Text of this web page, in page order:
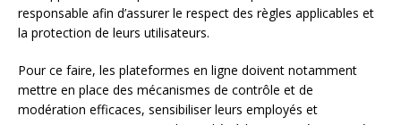
responsable afin d’assurer le respect des règles applicables et
la protection de leurs utilisateurs.
Pour ce faire, les plateformes en ligne doivent notamment
mettre en place des mécanismes de contrôle et de
modération efficaces, sensibiliser leurs employés et